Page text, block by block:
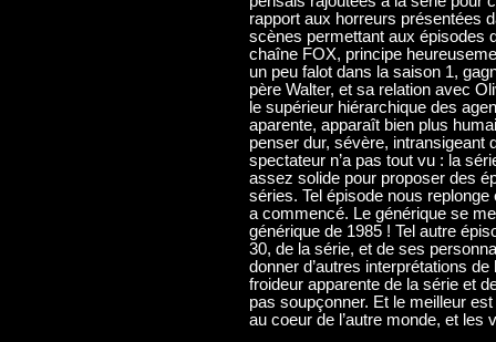
rapport aux horreurs présentées
scènes permettant aux épisodes
chaîne FOX, principe
un peu falot dans la saison 1,
père Walter, et sa relation avec
le supérieur hiérarchique des
aparente, apparaît bien plus
penser dur, sévère, intransigeant
spectateur n’a pas tout vu : la
assez solide pour proposer des
séries. Tel épisode nous
a commencé. Le générique se
générique de 1985 ! Tel autre
30, de la série, et de ses
donner d’autres interprétations
froideur apparente de la série et
pas soupçonner. Et le meilleur
au coeur de l’autre monde, et